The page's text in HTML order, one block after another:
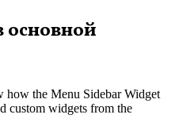
основной
how the Menu Sidebar Widget
custom widgets from the